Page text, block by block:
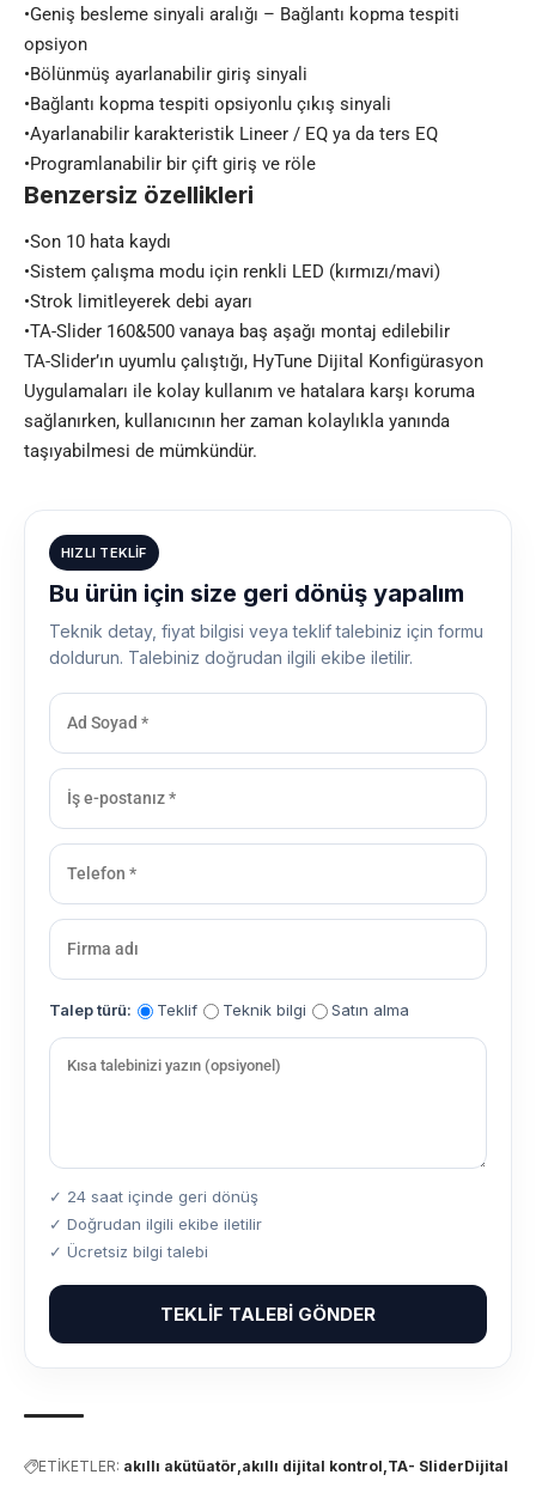
•Geniş besleme sinyali aralığı – Bağlantı kopma tespiti
opsiyon
•Bölünmüş ayarlanabilir giriş sinyali
•Bağlantı kopma tespiti opsiyonlu çıkış sinyali
•Ayarlanabilir karakteristik Lineer / EQ ya da ters EQ
•Programlanabilir bir çift giriş ve röle
Benzersiz özellikleri
•Son 10 hata kaydı
•Sistem çalışma modu için renkli LED (kırmızı/mavi)
•Strok limitleyerek debi ayarı
•TA-Slider 160&500 vanaya baş aşağı montaj edilebilir
TA-Slider’ın uyumlu çalıştığı, HyTune Dijital Konfigürasyon
Uygulamaları ile kolay kullanım ve hatalara karşı koruma
sağlanırken, kullanıcının her zaman kolaylıkla yanında
taşıyabilmesi de mümkündür.
HIZLI TEKLIF
Bu ürün için size geri dönüş yapalım
Teknik detay, fiyat bilgisi veya teklif talebiniz için formu
doldurun. Talebiniz doğrudan ilgili ekibe iletilir.
Talep türü: Teklif Teknik bilgi Satın alma
✓ 24 saat içinde geri dönüş
✓ Doğrudan ilgili ekibe iletilir
✓ Ücretsiz bilgi talebi
TEKLIF TALEBI GÖNDER
ETİKETLER: akıllı akütüatör akıllı dijital kontrol TA- SliderDijital